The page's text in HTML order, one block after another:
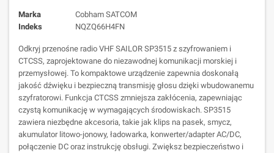
Marka
Cobham SATCOM
Indeks
NQZQ66H4FN
Odkryj przenośne radio VHF SAILOR SP3515 z szyfrowaniem i
CTCSS, zaprojektowane do niezawodnej komunikacji morskiej i
przemysłowej. To kompaktowe urządzenie zapewnia doskonałą
jakość dźwięku i bezpieczną transmisję głosu dzięki wbudowanemu
szyfratorowi. Funkcja CTCSS zmniejsza zakłócenia, zapewniając
czystą komunikację w wymagających środowiskach. SP3515
zawiera niezbędne akcesoria, takie jak klips na pasek, smycz,
akumulator litowo-jonowy, ładowarka, konwerter/adapter AC/DC,
połączenie DC oraz instrukcję obsługi. Zwiększ bezpieczeństwo i